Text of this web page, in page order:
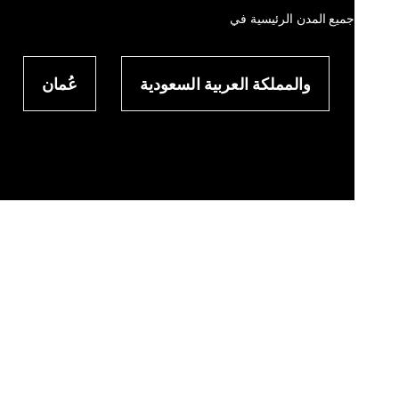
جميع المدن الرئيسية في
والمملكة العربية السعودية عُمان